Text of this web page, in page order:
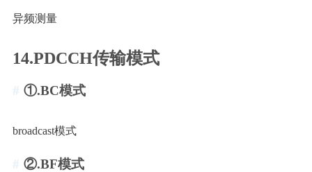
异频测量
14.PDCCH传输模式
①.BC模式
broadcast模式
②.BF模式